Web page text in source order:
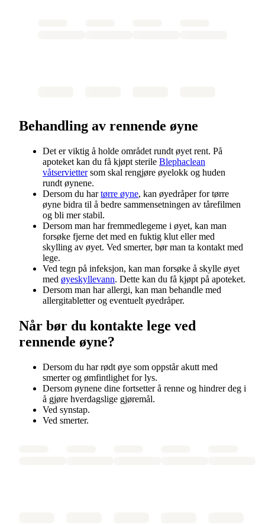
Behandling av rennende øyne
Det er viktig å holde området rundt øyet rent. På
apoteket kan du få kjøpt sterile Blephaclean
våtserviettersom skal rengjøre øyelokk og huden
rundt øynene.
Dersom du hartørre øyne, kan øyedråper for tørre
øyne bidra til å bedre sammensetningen av tårefilmen
og bli mer stabil.
Dersom man har fremmedlegeme i øyet, kan man
forsøke fjerne det med en fuktig klut eller med
skylling av øyet. Ved smerter, bør man ta kontakt med
lege.
Ved tegn på infeksjon, kan man forsøke å skylle øyet
med øyeskyllevann. Dette kan du få kjøpt på apoteket.
Dersom man har allergi, kan man behandle med
allergitabletter og eventuelt øyedråper.
Når bør du kontakte lege ved
rennende øyne?
Dersom du har rødt øye som oppstår akutt med
smerter og ømfintlighet for lys.
Dersom øynene dine fortsetter å renne og hindrer deg i
å gjøre hverdagslige gjøremål.
Ved synstap.
Ved smerter.